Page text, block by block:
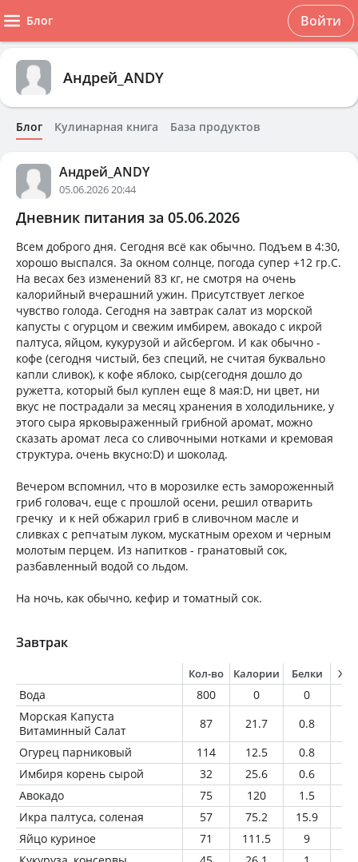
Блог Войти
Андрей_ANDY
Блог Кулинарная книга База продуктов
Андрей_ANDY
05.06.2026 20:44
Дневник питания за 05.06.2026
Всем доброго дня. Сегодня всё как обычно. Подъем в 4:30,
хорошо выспался. За окном солнце, погода супер +12 гр.С.
На весах без изменений 83 кг, не смотря на очень
калорийный вчерашний ужин. Присутствует легкое
чувство голода. Сегодня на завтрак салат из морской
капусты с огурцом и свежим имбирем, авокадо с икрой
палтуса, яйцом, кукурузой и айсбергом. И как обычно -
кофе (сегодня чистый, без специй, не считая буквально
капли сливок), к кофе яблоко, сыр(сегодня дошло до
ружетта, который был куплен еще 8 мая:D, ни цвет, ни
вкус не пострадали за месяц хранения в холодильнике, у
этого сыра ярковыраженный грибной аромат, можно
сказать аромат леса со сливочными нотками и кремовая
структура, очень вкусно:D) и шоколад.
Вечером вспомнил, что в морозилке есть замороженный
гриб головач, еще с прошлой осени, решил отварить
гречку и к ней обжарил гриб в сливочном масле и
сливках с репчатым луком, мускатным орехом и черным
молотым перцем. Из напитков - гранатовый сок,
разбавленный водой со льдом.
На ночь, как обычно, кефир и томатный сок.
Завтрак
Кол-во Калории Белки
Вода 800 0 0
Морская Капуста
Витаминный Салат
87 21.7 0.8
Огурец парниковый
114 12.5 0.8
Имбиря корень сырой
32 25.6 0.6
Авокадо
75 120 1.5
Икра палтуса, соленая
57 75.2 15.9
Яйцо куриное
71 111.5 9